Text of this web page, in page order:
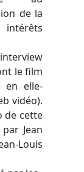
de la
le film
en elle-
vidéo).
de cette
Jean
Louis